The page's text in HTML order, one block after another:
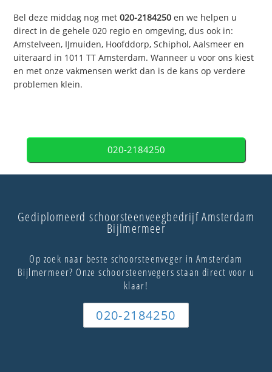
Bel deze middag nog met020-2184250 en we helpen u
direct in de gehele 020 regio en omgeving, dus ook in:
Amstelveen, IJmuiden, Hoofddorp, Schiphol, Aalsmeer en
uiteraard in 1011 TT Amsterdam. Wanneer u voor ons kiest
en met onze vakmensen werkt dan is de kans op verdere
problemen klein.
020-2184250
Gediplomeerd schoorsteenveegbedrijf Amsterdam
Bijlmermeer
Op zoek naar beste schoorsteenveger in Amsterdam
Bijlmermeer? Onze schoorsteenvegers staan direct voor u
klaar!
020-2184250